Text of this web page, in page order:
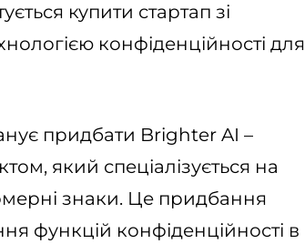
купити стартап зі
конфіденційності для
придбати Brighter AI –
який спеціалізується на
знаки. Це придбання
функцій конфіденційності в